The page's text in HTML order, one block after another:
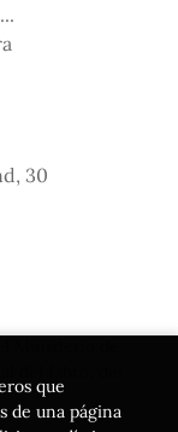
30
que
de una página